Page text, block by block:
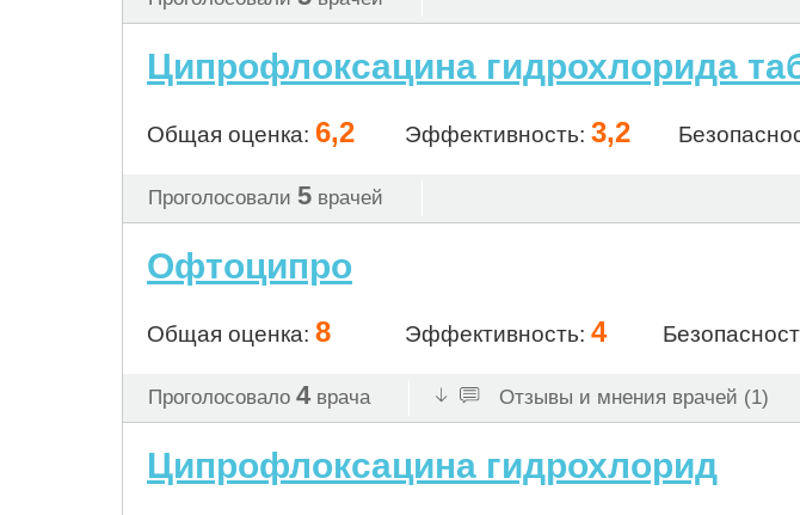
Ципрофлоксацина гидрохлорида
Общая оценка: 6,2 Эффективность: 3,2
Проголосовали 5 врачей
Офтоципро
Общая оценка: 8 Эффективность: 4
Проголосовало 4 врача Отзывы и мнения врачей (1)
Ципрофлоксацина гидрохлорид